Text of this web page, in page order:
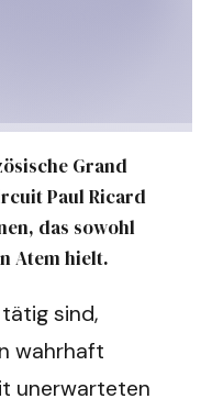
Grand
Paul Ricard
das sowohl
Atem hielt.
sind,
wahrhaft
unerwarteten